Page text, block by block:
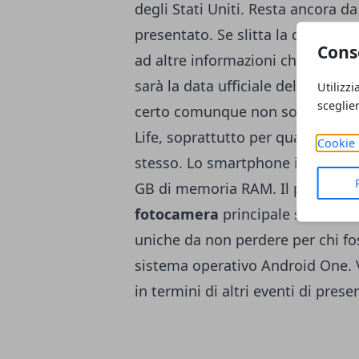
Cookie
degli Stati Uniti. Resta ancora
presentato. Se slitta la data del
ad altre informazioni che
sarà la data ufficiale della
certo comunque non sono da
Life, soprattutto per quanto
stesso. Lo smartphone in
GB di memoria RAM. Il
fotocamera principale sarà da
uniche da non perdere per chi
sistema operativo Android One.
in termini di altri eventi di